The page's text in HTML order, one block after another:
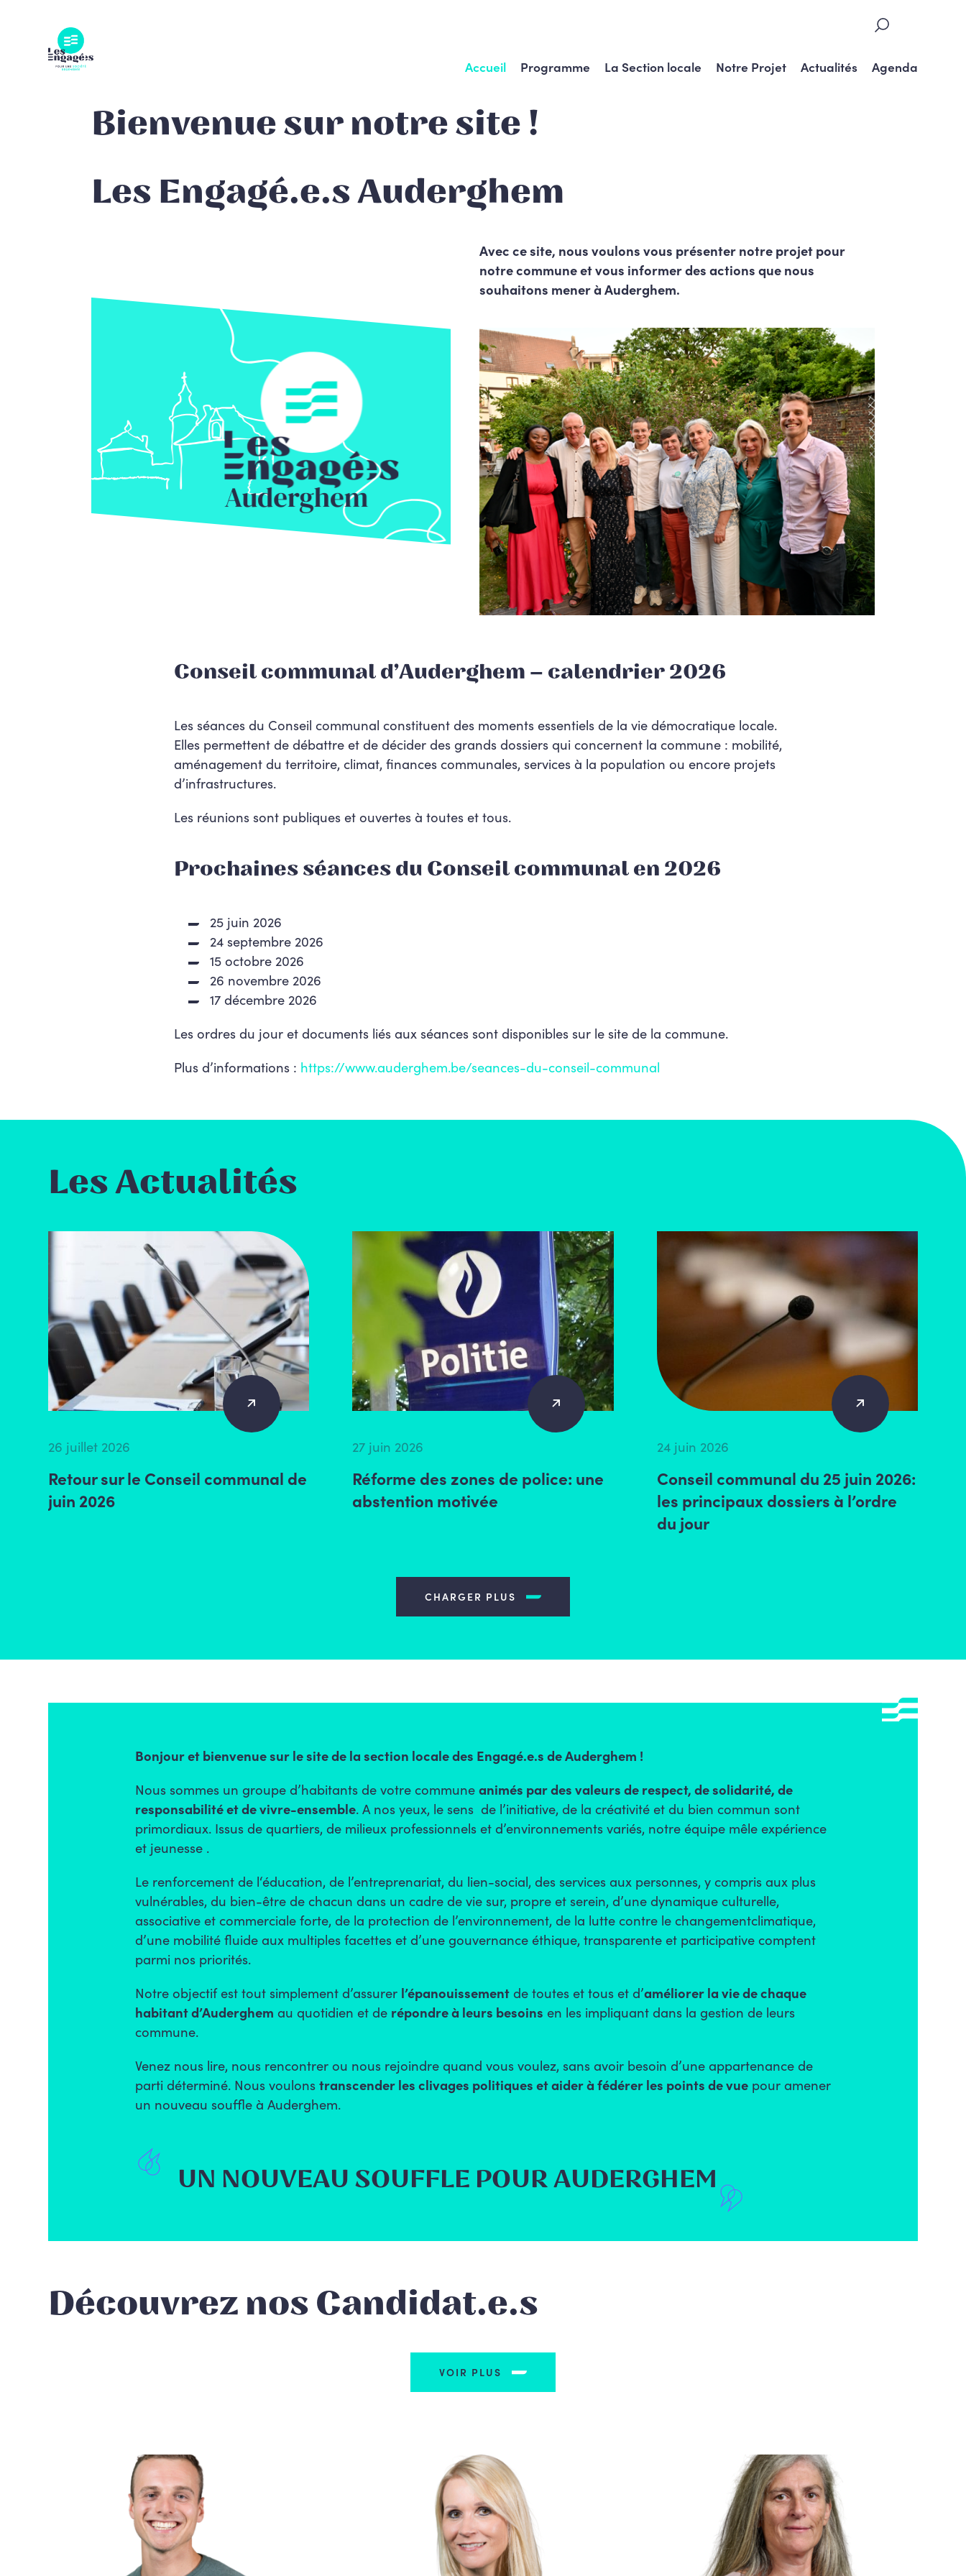
Accueil Programme La Section locale Notre Projet Actualités Agenda
Bienvenue sur notre site !
Les Engagé.e.s Auderghem
Avec ce site, nous voulons vous présenter notre projet pour
notre commune et vous informer des actions que nous
souhaitons mener à Auderghem.
Conseil communal d’Auderghem – calendrier 2026
Les séances du Conseil communal constituent des moments essentiels de la vie démocratique locale.
Elles permettent de débattre et de décider des grands dossiers qui concernent la commune : mobilité,
aménagement du territoire, climat, finances communales, services à la population ou encore projets
d’infrastructures.
Les réunions sont publiques et ouvertes à toutes et tous.
Prochaines séances du Conseil communal en 2026
25 juin 2026
24 septembre 2026
15 octobre 2026
26 novembre 2026
17 décembre 2026
Les ordres du jour et documents liés aux séances sont disponibles sur le site de la commune.
Plus d’informations : https://www.auderghem.be/seances-du-conseil-communal
Les Actualités
26 juillet 2026
Retour sur le Conseil communal de
juin 2026
27 juin 2026
Réforme des zones de police: une
abstention motivée
24 juin 2026
Conseil communal du 25 juin 2026:
les principaux dossiers à l’ordre
du jour
CHARGER PLUS
Bonjour et bienvenue sur le site de la section locale des Engagé.e.sde Auderghem !
Nous sommes un groupe d’habitants de votre communeanimés par desvaleursde respect, de solidarité, de
responsabilité et de vivre-ensemble. A nos yeux, le sens de l’initiative, de la créativité et du bien commun sont
primordiaux. Issus de quartiers, de milieux professionnels et d’environnements variés, notre équipe mêle expérience
et jeunesse .
Le renforcement de l‘éducation, de l’entreprenariat, du lien-social, desservices aux personnes, y compris aux plus
vulnérables, du bien-être de chacun dans un cadre de vie sur, propre et serein, d’unedynamique culturelle,
associative et commercialeforte, de la protection de l’environnement, de la lutte contre lechangementclimatique,
d’une mobilitéfluide aux multiples facettes et d’unegouvernance éthique, transparente et participativecomptent
parmi nos priorités.
Notre objectif est tout simplement d’assurer l’épanouissementde toutes et tous et d’améliorer la vie de chaque
habitant d’Auderghem au quotidien et de répondre à leurs besoins en les impliquant dans la gestion de leurs
commune.
Venez nous lire, nous rencontrer ou nous rejoindre quand vous voulez, sans avoir besoin d’une appartenance de
parti déterminé. Nous voulonstranscender les clivages politiques et aider à fédérer les points de vuepour amener
un nouveau souffle à Auderghem.
UN NOUVEAU SOUFFLE POUR AUDERGHEM
Découvrez nos Candidat.e.s
VOIR PLUS